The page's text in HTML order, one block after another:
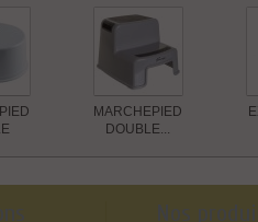
MARCHEPIED
DOUBLE...
Nos